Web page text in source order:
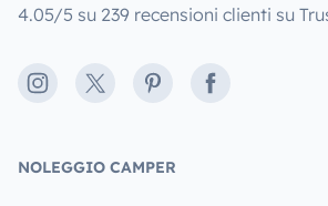
4.05/5 su 239 recensioni clienti su
Instagram
X PinterestFacebook
NOLEGGIO CAMPER